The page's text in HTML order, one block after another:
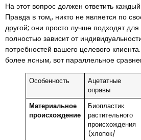
На этот вопрос должен ответить
Правда в том,, никто не является по
другой; они просто лучше подходят
полностью зависит от
потребностей вашего целевого
более ясным, вот параллельное
Особенность
Ацетатные
оправы
Материальное
происхождение
Биопластик
растительного
происхождения
(хлопок/